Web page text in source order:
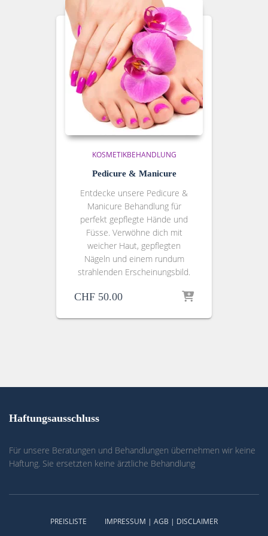
KOSMETIKBEHANDLUNG
Pedicure & Manicure
Entdecke unsere Pedicure &
Manicure Behandlung für
perfekt gepflegte Hände und
Füsse. Verwöhne dich mit
weicher Haut, gepflegten
Nägeln und einem rundum
strahlenden Erscheinungsbild.
CHF 50.00
Haftungsausschluss
Für unsere Beratungen und Behandlungen übernehmen wir keine
Haftung. Sie ersetzten keine ärztliche Behandlung
PREISLISTE IMPRESSUM | AGB | DISCLAIMER